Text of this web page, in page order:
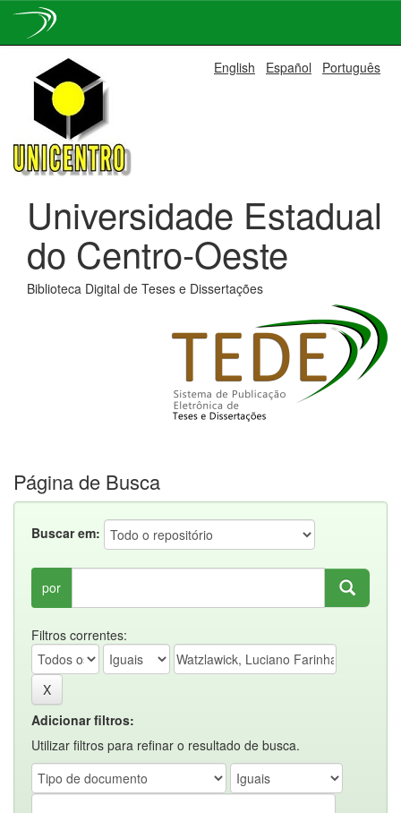
navigation
English Español Português
Universidade Estadual
do Centro-Oeste
Biblioteca Digital de Teses e Dissertações
Página de Busca
Buscar em:
por
Filtros correntes:
Adicionar filtros:
Utilizar filtros para refinar o resultado de busca.